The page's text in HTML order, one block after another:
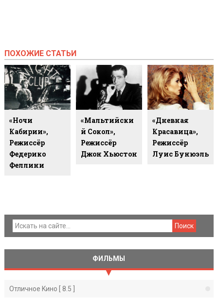
ПОХОЖИЕ СТАТЬИ
«Ночи
Кабирии»,
Режиссёр
Федерико
Феллини
«Мальтийски
Й Сокол»,
Режиссёр
Джон Хьюстон
«Дневная
Красавица»,
Режиссёр
Луис Бунюэль
ФИЛЬМЫ
Отличное Kино [ 8.5 ]